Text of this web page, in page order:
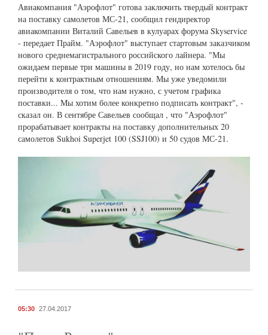
Авиакомпания "Аэрофлот" готова заключить твердый контракт
на поставку самолетов МС-21, сообщил гендиректор
авиакомпании Виталий Савельев в кулуарах форума Skyservice
- передает Прайм. "Аэрофлот" выступает стартовым заказчиком
нового среднемагистрального российского лайнера. "Мы
ожидаем первые три машины в 2019 году, но нам хотелось бы
перейти к контрактным отношениям. Мы уже уведомили
производителя о том, что нам нужно, с учетом графика
поставки... Мы хотим более конкретно подписать контракт", -
сказал он. В сентябре Савельев сообщал , что "Аэрофлот"
прорабатывает контракты на поставку дополнительных 20
самолетов Sukhoi Superjet 100 (SSJ100) и 50 судов МС-21.
05:30 27.04.2017